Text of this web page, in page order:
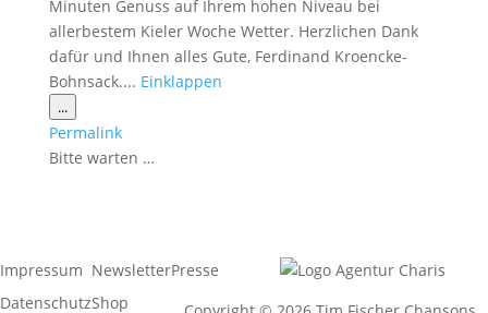
Minuten Genuss auf Ihrem hohen Niveau bei
allerbestem Kieler Woche Wetter. Herzlichen Dank
dafür und Ihnen alles Gute, Ferdinand Kroencke-
Bohnsack.... Einklappen
...Diese
Metabox
ein-/ausblenden.
Permalink
Bitte warten …
Impressum
Datenschutz
Newsletter
Shop
Presse